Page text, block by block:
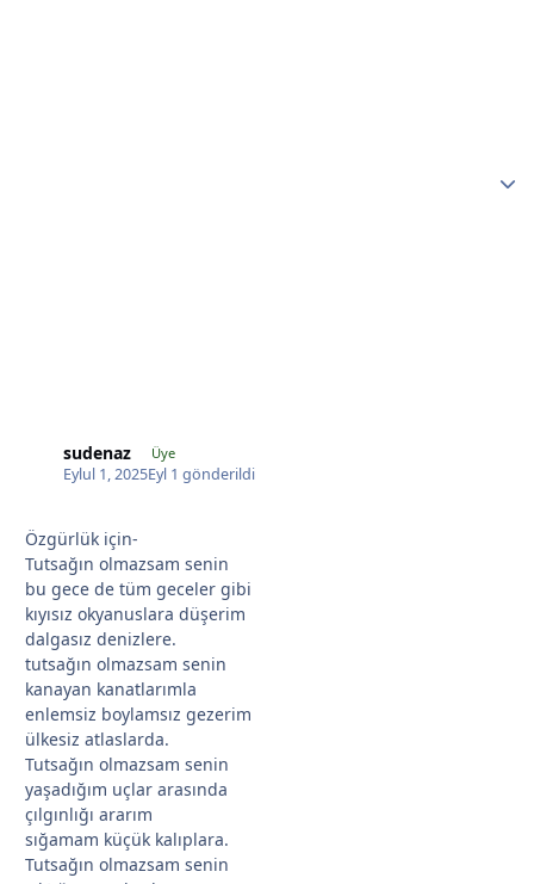
sudenaz Üye
Eylul 1, 2025Eyl 1 gönderildi
Özgürlük için-
Tutsağın olmazsam senin
bu gece de tüm geceler gibi
kıyısız okyanuslara düşerim
dalgasız denizlere.
tutsağın olmazsam senin
kanayan kanatlarımla
enlemsiz boylamsız gezerim
ülkesiz atlaslarda.
Tutsağın olmazsam senin
yaşadığım uçlar arasında
çılgınlığı ararım
sığamam küçük kalıplara.
Tutsağın olmazsam senin